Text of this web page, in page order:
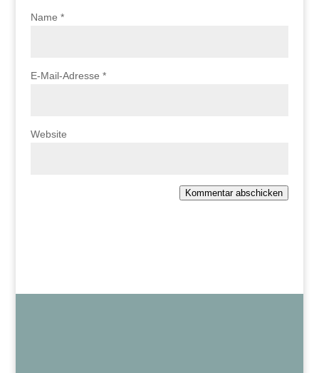
Name *
E-Mail-Adresse *
Website
Kommentar abschicken